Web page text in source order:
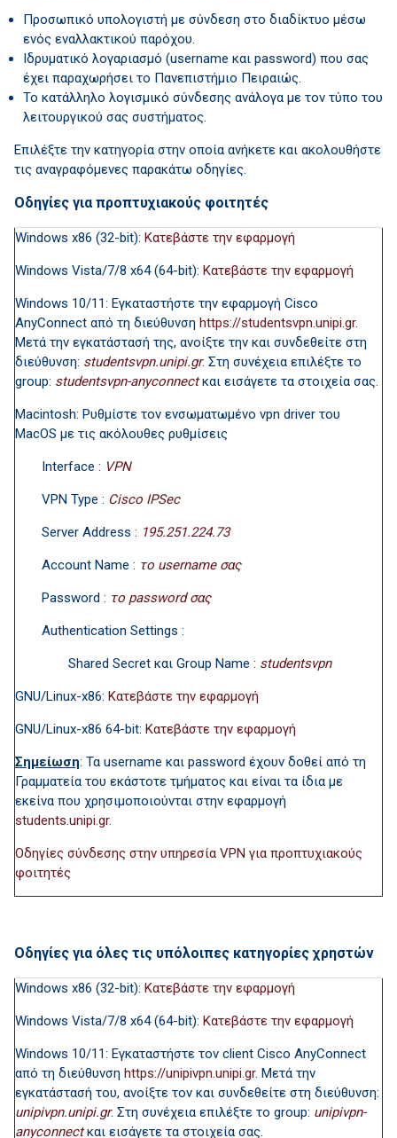
Προσωπικό υπολογιστή με σύνδεση στο διαδίκτυο μέσω
ενός εναλλακτικού παρόχου.
Ιδρυματικό λογαριασμό (username και password) που σας
έχει παραχωρήσει το Πανεπιστήμιο Πειραιώς.
Το κατάλληλο λογισμικό σύνδεσης ανάλογα με τον τύπο του
λειτουργικού σας συστήματος.
Επιλέξτε την κατηγορία στην οποία ανήκετε και ακολουθήστε
τις αναγραφόμενες παρακάτω οδηγίες.
Οδηγίες για προπτυχιακούς φοιτητές
Windows x86 (32-bit): Κατεβάστε την εφαρμογή
Windows Vista/7/8 x64 (64-bit): Κατεβάστε την εφαρμογή
Windows 10/11: Εγκαταστήστε την εφαρμογή Cisco
AnyConnect από τη διεύθυνση https://studentsvpn.unipi.gr.
Μετά την εγκατάστασή της, ανοίξτε την και συνδεθείτε στη
διεύθυνση: studentsvpn.unipi.gr. Στη συνέχεια επιλέξτε το
group: studentsvpn-anyconnectκαι εισάγετε τα στοιχεία σας.
Macintosh: Ρυθμίστε τον ενσωματωμένο vpn driver του
MacOS με τις ακόλουθες ρυθμίσεις
Interface : VPN
VPN Type : Cisco IPSec
Server Address : 195.251.224.73
Account Name : το username σας
Password : το password σας
Authentication Settings :
Shared Secret και Group Name : studentsvpn
GNU/Linux-x86: Κατεβάστε την εφαρμογή
GNU/Linux-x86 64-bit: Κατεβάστε την εφαρμογή
Σημείωση: Τα username και password έχουν δοθεί από τη
Γραμματεία του εκάστοτε τμήματος και είναι τα ίδια με
εκείνα που χρησιμοποιούνται στην εφαρμογή
students.unipi.gr.
Οδηγίες σύνδεσης στην υπηρεσία VPN για προπτυχιακούς
φοιτητές
Οδηγίες γιαόλες τις υπόλοιπες κατηγορίες χρηστών
Windows x86 (32-bit): Κατεβάστε την εφαρμογή
Windows Vista/7/8 x64 (64-bit): Κατεβάστε την εφαρμογή
Windows 10/11: Εγκαταστήστε τον client Cisco AnyConnect
από τη διεύθυνση https://unipivpn.unipi.gr. Μετά την
εγκατάστασή του, ανοίξτε τον και συνδεθείτε στη διεύθυνση:
unipivpn.unipi.gr. Στη συνέχεια επιλέξτε το group: unipivpn-
anyconnectκαι εισάγετε τα στοιχεία σας.